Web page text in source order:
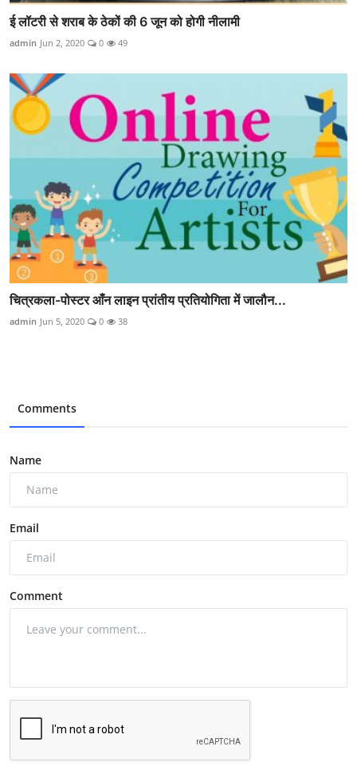
ई लॉटरी से शराब के ठेकों की 6 जून को होगी नीलामी
admin Jun 2, 2020 0 49
चित्रकला-पोस्टर आँन लाइन प्रांतीय प्रतियोगिता में जालौन...
admin Jun 5, 2020 0 38
Comments
Name
Email
Comment